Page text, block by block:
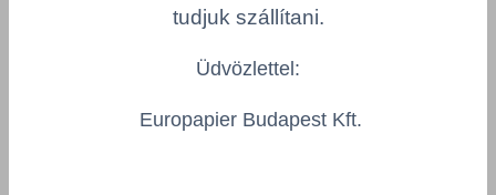
MKSFCLEANER/1L
tudjuk szállítani.
Üdvözlettel:
Europapier Budapest Kft.